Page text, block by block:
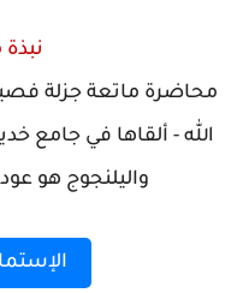
محاضرة ماتعة جزلة
الله - ألقاها في جامع
واليلنجوج هو